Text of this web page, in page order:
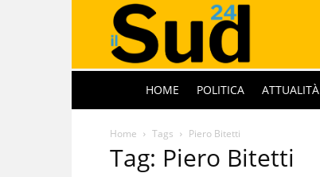
HOME POLITICA ATTUALITÀ
Home Tags Piero Bitetti
Tag: Piero Bitetti